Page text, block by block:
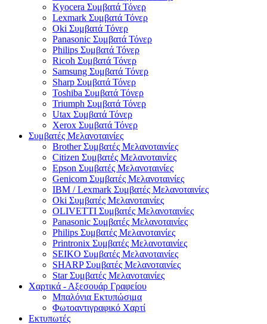
Kyocera Συμβατά Τόνερ
Lexmark Συμβατά Τόνερ
Oki Συμβατά Τόνερ
Panasonic Συμβατά Τόνερ
Philips Συμβατά Τόνερ
Ricoh Συμβατά Τόνερ
Samsung Συμβατά Τόνερ
Sharp Συμβατά Τόνερ
Toshiba Συμβατά Τόνερ
Triumph Συμβατά Τόνερ
Utax Συμβατά Τόνερ
Xerox Συμβατά Τόνερ
Συμβατές Μελανοταινίες
Brother Συμβατές Μελανοταινίες
Citizen Συμβατές Μελανοταινίες
Epson Συμβατές Μελανοταινίες
Genicom Συμβατές Μελανοταινίες
IBM / Lexmark Συμβατές Μελανοταινίες
Oki Συμβατές Μελανοταινίες
OLIVETTI Συμβατές Μελανοταινίες
Panasonic Συμβατές Μελανοταινίες
Philips Συμβατές Μελανοταινίες
Printronix Συμβατές Μελανοταινίες
SEIKO Συμβατές Μελανοταινίες
SHARP Συμβατές Μελανοταινίες
Star Συμβατές Μελανοταινίες
Χαρτικά - Αξεσουάρ Γραφείου
Μπαλόνια Εκτυπώσιμα
Φωτοαντιγραφικό Χαρτί
Εκτυπωτές